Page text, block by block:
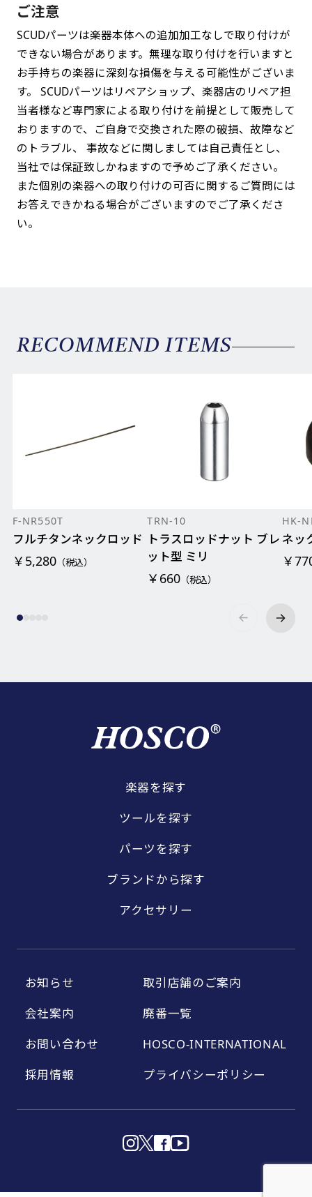
ご注意
SCUDパーツは楽器本体への追加加工なしで取り付けが
できない場合があります。無理な取り付けを行いますと
お手持ちの楽器に深刻な損傷を与える可能性がございま
す。 SCUDパーツはリペアショップ、楽器店のリペア担
当者様など専門家による取り付けを前提として販売して
おりますので、ご自身で交換された際の破損、故障など
のトラブル、 事故などに関しましては自己責任とし、
当社では保証致しかねますので予めご了承ください。
また個別の楽器への取り付けの可否に関するご質問には
お答えできかねる場合がございますのでご了承くださ
い。
RECOMMEND ITEMS
F-NR550T
フルチタンネックロッド
￥5,280（税込）
TRN-10
トラスロッドナット ブレ
ット型 ミリ
￥660 （税込）
HK-
ネッ
￥
楽器を探す
ツールを探す
パーツを探す
ブランドから探す
アクセサリー
お知らせ
会社案内
お問い合わせ
採用情報
取引店舗のご案内
廃番一覧
HOSCO-INTERNATIONAL
プライバシーポリシー